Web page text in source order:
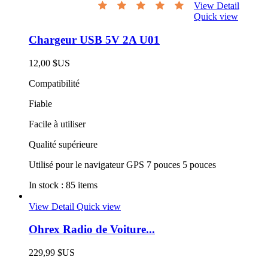
View Detail
Quick view
Chargeur USB 5V 2A U01
12,00 $US
Compatibilité
Fiable
Facile à utiliser
Qualité supérieure
Utilisé pour le navigateur GPS 7 pouces 5 pouces
In stock : 85 items
View Detail Quick view
Ohrex Radio de Voiture...
229,99 $US